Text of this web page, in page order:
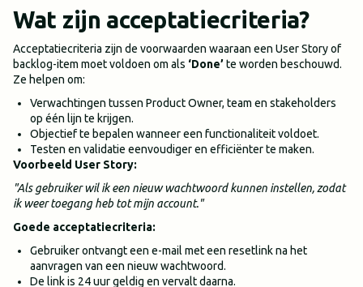
Wat zijn acceptatiecriteria?
Acceptatiecriteria zijn de voorwaarden waaraan een User Story of
backlog-item moet voldoen om als ‘Done’te worden beschouwd.
Ze helpen om:
Verwachtingen tussen Product Owner, team en stakeholders
op één lijn te krijgen.
Objectief te bepalen wanneer een functionaliteit voldoet.
Testen en validatie eenvoudiger en efficiënter te maken.
Voorbeeld User Story:
"Als gebruiker wil ik een nieuw wachtwoord kunnen instellen, zodat
ik weer toegang heb tot mijn account."
Goede acceptatiecriteria:
Gebruiker ontvangt een e-mail met een resetlink na het
aanvragen van een nieuw wachtwoord.
De link is 24 uur geldig en vervalt daarna.